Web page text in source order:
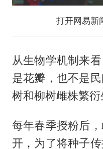
打开网易新
从生物学机制来
是花瓣，也不是
树和柳树雌株繁衍
每年春季授粉后
开，为了将种子